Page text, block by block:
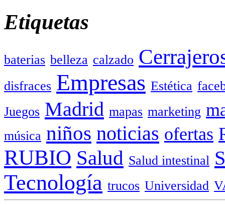
Etiquetas
baterias belleza calzado
disfraces Empresas Estética
Juegos Madrid mapas marketing
música niños noticias ofertas
RUBIO Salud Salud intestinal
Tecnología trucos Universidad